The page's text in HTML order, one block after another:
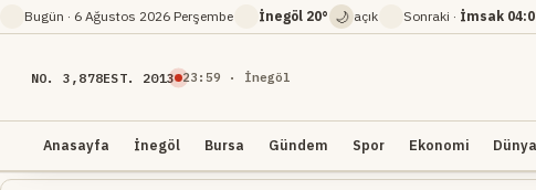
Bugün · 6 Ağustos 2026 Perşembe İnegöl 20° 🌙 açık Sonraki · İmsak
NO. 3,878EST. 2013 23 :59 · İnegöl
Anasayfa İnegöl Bursa Gündem Spor Ekonomi Dünya